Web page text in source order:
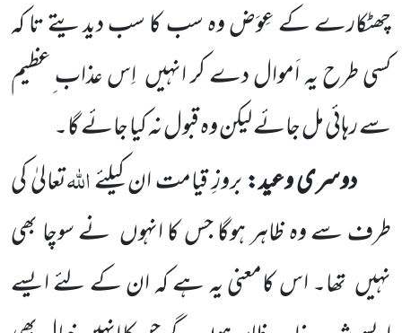
چھٹکارے کے عِوَض وہ سب کا سب دیدیتے تا کہ
کسی طرح یہ اَموال دے کر انہیں اِس عذاب ِعظیم
سے رہائی مل جائے لیکن وہ قبول نہ کیا جائے گا۔
دوسری وعید:بروزِ قیامت ان کیلئےاللہتعالیٰ کی
طرف سے وہ ظاہر ہوگا جس کا انہوں نے سوچا بھی
نہیں تھا۔اس کامعنی یہ ہے کہ ان کے لئے ایسے